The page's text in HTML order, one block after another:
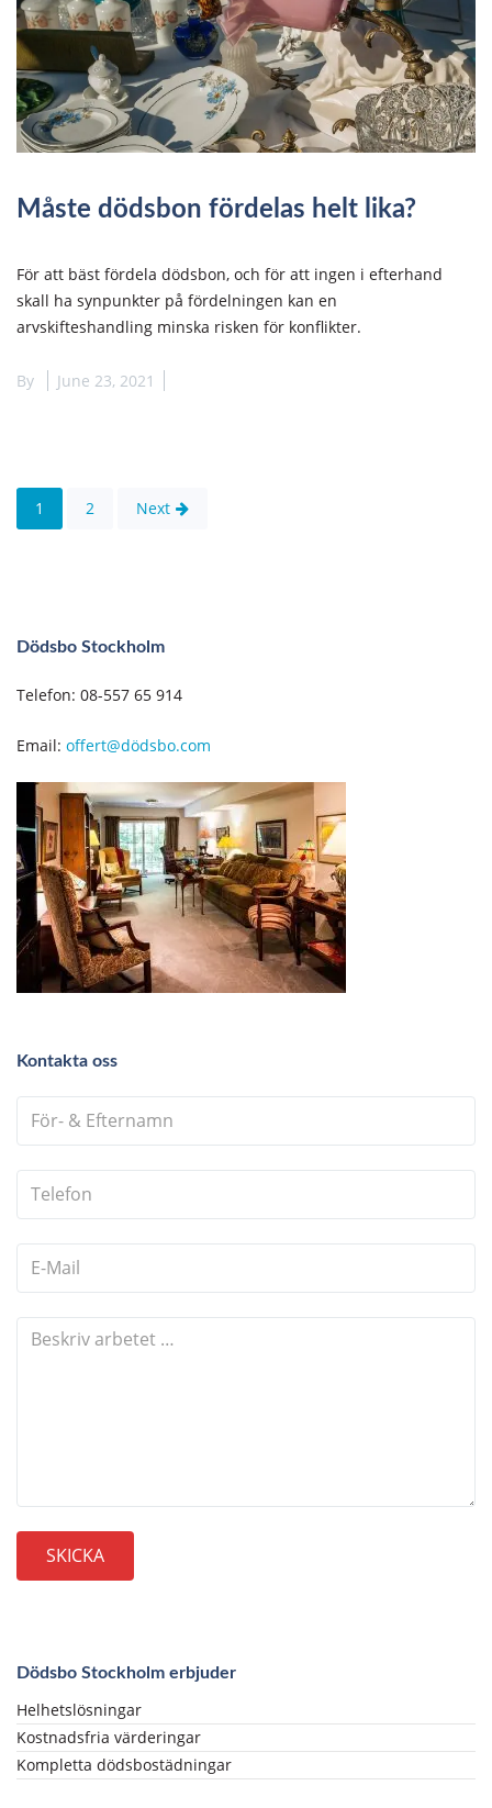
Måste dödsbon fördelas helt lika?
För att bäst fördela dödsbon, och för att ingen i efterhand
skall ha synpunkter på fördelningen kan en
arvskifteshandling minska risken för konflikter.
By June 23, 2021
Posts
1 2 Next
Dödsbo Stockholm
Telefon: 08-557 65 914
Email: offert@dödsbo.com
Kontakta oss
Dödsbo Stockholm erbjuder
Helhetslösningar
Kostnadsfria värderingar
Kompletta dödsbostädningar